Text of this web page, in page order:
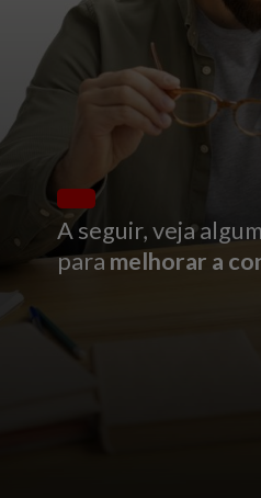
A seguir, veja
para melhorar a